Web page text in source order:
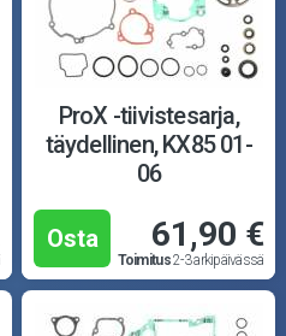
ProX -tiivistesarja,
täydellinen, KX85 01-
06
Osta 61,90 €
Toimitus2-3 arkipäivässä